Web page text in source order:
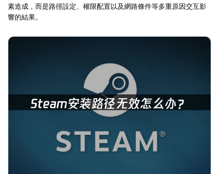
素造成，而是路徑設定、權限配置以及網路條件等多重原因交互影
響的結果。